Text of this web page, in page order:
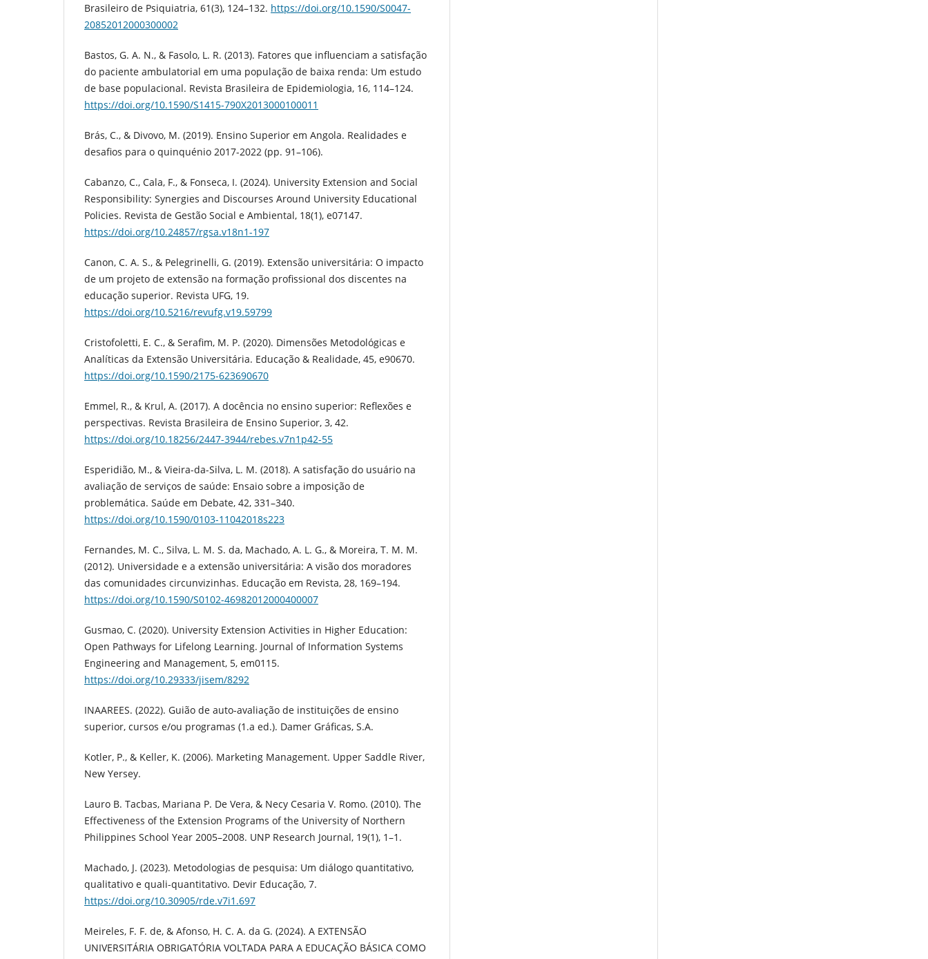
Brasileiro de Psiquiatria, 61(3), 124–132. https://doi.org/10.1590/S0047-
20852012000300002
Bastos, G. A. N., & Fasolo, L. R. (2013). Fatores que influenciam a satisfação
do paciente ambulatorial em uma população de baixa renda: Um estudo
de base populacional. Revista Brasileira de Epidemiologia, 16, 114–124.
https://doi.org/10.1590/S1415-790X2013000100011
Brás, C., & Divovo, M. (2019). Ensino Superior em Angola. Realidades e
desafios para o quinquénio 2017-2022 (pp. 91–106).
Cabanzo, C., Cala, F., & Fonseca, I. (2024). University Extension and Social
Responsibility: Synergies and Discourses Around University Educational
Policies. Revista de Gestão Social e Ambiental, 18(1), e07147.
https://doi.org/10.24857/rgsa.v18n1-197
Canon, C. A. S., & Pelegrinelli, G. (2019). Extensão universitária: O impacto
de um projeto de extensão na formação profissional dos discentes na
educação superior. Revista UFG, 19.
https://doi.org/10.5216/revufg.v19.59799
Cristofoletti, E. C., & Serafim, M. P. (2020). Dimensões Metodológicas e
Analíticas da Extensão Universitária. Educação & Realidade, 45, e90670.
https://doi.org/10.1590/2175-623690670
Emmel, R., & Krul, A. (2017). A docência no ensino superior: Reflexões e
perspectivas. Revista Brasileira de Ensino Superior, 3, 42.
https://doi.org/10.18256/2447-3944/rebes.v7n1p42-55
Esperidião, M., & Vieira-da-Silva, L. M. (2018). A satisfação do usuário na
avaliação de serviços de saúde: Ensaio sobre a imposição de
problemática. Saúde em Debate, 42, 331–340.
https://doi.org/10.1590/0103-11042018s223
Fernandes, M. C., Silva, L. M. S. da, Machado, A. L. G., & Moreira, T. M. M.
(2012). Universidade e a extensão universitária: A visão dos moradores
das comunidades circunvizinhas. Educação em Revista, 28, 169–194.
https://doi.org/10.1590/S0102-46982012000400007
Gusmao, C. (2020). University Extension Activities in Higher Education:
Open Pathways for Lifelong Learning. Journal of Information Systems
Engineering and Management, 5, em0115.
https://doi.org/10.29333/jisem/8292
INAAREES. (2022). Guião de auto-avaliação de instituições de ensino
superior, cursos e/ou programas (1.a ed.). Damer Gráficas, S.A.
Kotler, P., & Keller, K. (2006). Marketing Management. Upper Saddle River,
New Yersey.
Lauro B. Tacbas, Mariana P. De Vera, & Necy Cesaria V. Romo. (2010). The
Effectiveness of the Extension Programs of the University of Northern
Philippines School Year 2005–2008. UNP Research Journal, 19(1), 1–1.
Machado, J. (2023). Metodologias de pesquisa: Um diálogo quantitativo,
qualitativo e quali-quantitativo. Devir Educação, 7.
https://doi.org/10.30905/rde.v7i1.697
Meireles, F. F. de, & Afonso, H. C. A. da G. (2024). A EXTENSÃO
UNIVERSITÁRIA OBRIGATÓRIA VOLTADA PARA A EDUCAÇÃO BÁSICA COMO